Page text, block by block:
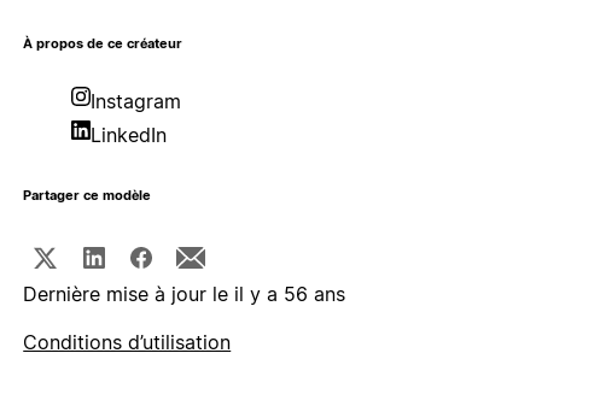
À propos de ce créateur
Instagram
LinkedIn
Partager ce modèle
Dernière mise à jour le il y a 56 ans
Conditions d’utilisation